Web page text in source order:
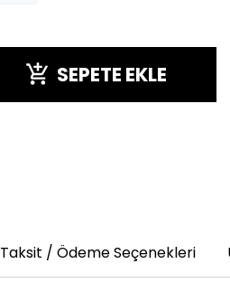
SEPETE EKLE
Taksit / Ödeme Seçenekleri